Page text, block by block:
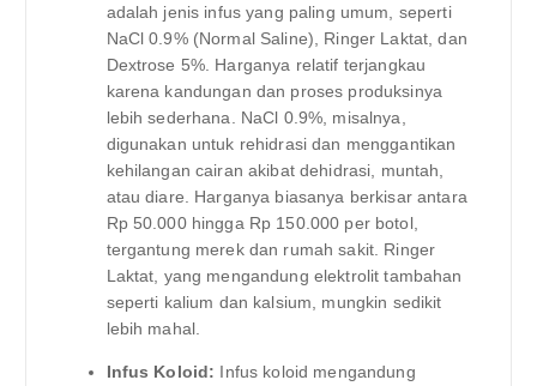
adalah jenis infus yang paling umum, seperti
NaCl 0.9% (Normal Saline), Ringer Laktat, dan
Dextrose 5%. Harganya relatif terjangkau
karena kandungan dan proses produksinya
lebih sederhana. NaCl 0.9%, misalnya,
digunakan untuk rehidrasi dan menggantikan
kehilangan cairan akibat dehidrasi, muntah,
atau diare. Harganya biasanya berkisar antara
Rp 50.000 hingga Rp 150.000 per botol,
tergantung merek dan rumah sakit. Ringer
Laktat, yang mengandung elektrolit tambahan
seperti kalium dan kalsium, mungkin sedikit
lebih mahal.
Infus Koloid: Infus koloid mengandung